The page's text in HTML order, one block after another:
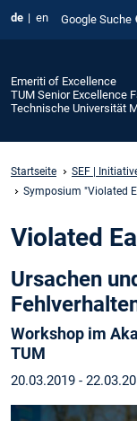
de en Google Suche
Emeriti of Excellence
TUM Senior Excellence
Technische Universität
Startseite
SEF |
Symposium "Violated
Violated
Ursachen
Workshop im
TUM
20.03.2019 -